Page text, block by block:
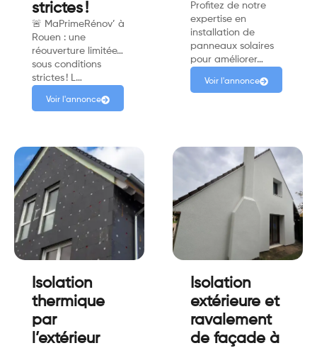
strictes !
🚨 MaPrimeRénov’ à
Rouen : une
réouverture limitée…
sous conditions
strictes ! L…
Voir l'annonce
Profitez de notre
expertise en
installation de
panneaux solaires
pour améliorer…
Voir l'annonce
Isolation
thermique
par
l’extérieur
Isolation
extérieure et
ravalement
de façade à